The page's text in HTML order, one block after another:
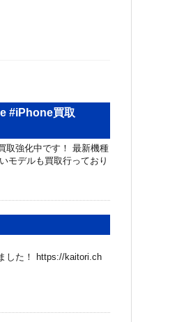
#iPhone買取
取強化中です！ 最新機種
モデルも買取行っており
した！ https://kaitori.ch